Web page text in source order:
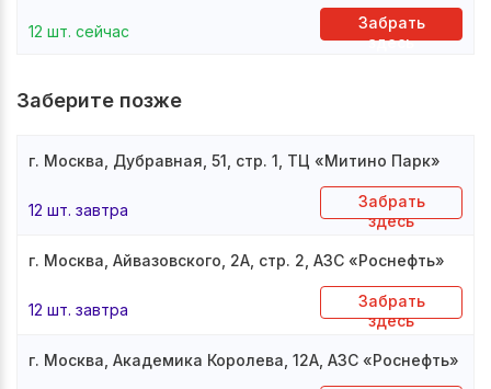
12 шт. сейчас
Забрать
здесь
Заберите позже
г. Москва, Дубравная, 51, стр. 1, ТЦ «Митино Парк»
12 шт. завтра
Забрать
здесь
г. Москва, Айвазовского, 2А, стр. 2, АЗС «Роснефть»
12 шт. завтра
Забрать
здесь
г. Москва, Академика Королева, 12А, АЗС «Роснефть»